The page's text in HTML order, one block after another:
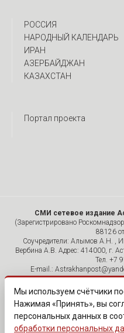
РОССИЯ
НАРОДНЫЙ КАЛЕНДАРЬ
ИРАН
АЗЕРБАЙДЖАН
КАЗАХСТАН
Портал проекта
СМИ сетевое издание
(Зарегистрировано
88126
Соучредители: Алымов А.Н. ,
Вербина А.В. Адрес: 414000, г.
Тел. +7
E-mail.:
размещенных на страницах
допускается исключительно с
активной гиперссылки на
читателей сайта размещаются
Редакция оставляет за
отредактировать, если
Мы используем счётчики
Нажимая «Принять», вы
персональных данных в
обработки персональных